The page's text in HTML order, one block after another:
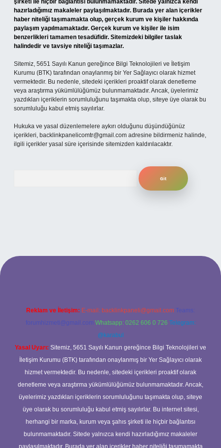
şirketi ile hiçbir bağlantısı bulunmamaktadır. Sitede yalnızca kendi
hazırladığımız makaleler paylaşılmaktadır. Burada yer alan içerikler
haber niteliği taşımamakta olup, gerçek kurum ve kişiler hakkında
paylaşım yapılmamaktadır. Gerçek kurum ve kişiler ile isim
benzerlikleri tamamen tesadüfidir. Sitemizdeki bilgiler taslak
halindedir ve tavsiye niteliği taşımazlar.
Sitemiz, 5651 Sayılı Kanun gereğince Bilgi Teknolojileri ve İletişim
Kurumu (BTK) tarafından onaylanmış bir Yer Sağlayıcı olarak hizmet
vermektedir. Bu nedenle, sitedeki içerikleri proaktif olarak denetleme
veya araştırma yükümlülüğümüz bulunmamaktadır. Ancak, üyelerimiz
yazdıkları içeriklerin sorumluluğunu taşımakta olup, siteye üye olarak bu
sorumluluğu kabul etmiş sayılırlar.
Hukuka ve yasal düzenlemelere aykırı olduğunu düşündüğünüz
içerikleri, backlinkpanelicomtr@gmail.com adresine bildirmeniz halinde,
ilgili içerikler yasal süre içerisinde sitemizden kaldırılacaktır.
betexper bahis
Reklam ve İletişim: E-mail: backlinkpaneli@gmail.com Teams:
forumhizmeti@gmail.com Whatsapp: 0262 606 0 726 Telegram:
@karabul
Yasal Uyarı: Sitemiz, 5651 Sayılı Kanun gereğince Bilgi Teknolojileri ve
İletişim Kurumu (BTK) tarafından onaylanmış bir Yer Sağlayıcı olarak
hizmet vermektedir. Bu nedenle, sitedeki içerikleri proaktif olarak
denetleme veya araştırma yükümlülüğümüz bulunmamaktadır. Ancak,
üyelerimiz yazdıkları içeriklerin sorumluluğunu taşımakta olup, siteye
üye olarak bu sorumluluğu kabul etmiş sayılırlar. Bu internet sitesi,
herhangi bir marka, kurum veya şahıs şirketi ile hiçbir bağlantısı
bulunmamaktadır. Sitede yalnızca kendi hazırladığımız makaleler
paylaşılmaktadır. Burada yer alan içerikler haber niteliği taşımamakta